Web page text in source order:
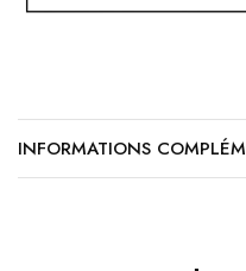
INFORMATIONS